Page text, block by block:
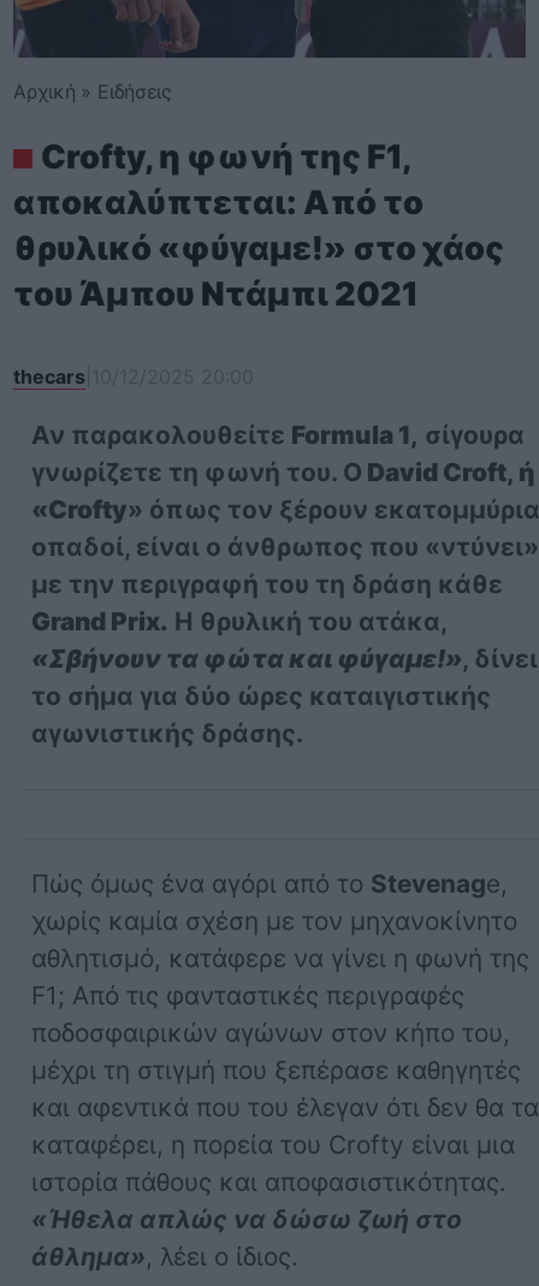
Αρχική » Ειδήσεις
Crofty, η φωνή της F1,
αποκαλύπτεται: Από το
θρυλικό «φύγαμε!» στο χάος
του Άμπου Ντάμπι 2021
thecars
Αν παρακολουθείτε Formula 1, σίγουρα
γνωρίζετε τη φωνή του. Ο David Croft, ή
«Crofty» όπως τον ξέρουν
οπαδοί, είναι ο άνθρωπος που «ντύνει»
με την περιγραφή του τη δράση κάθε
Grand Prix. Η θρυλική του ατάκα,
«Σβήνουν τα φώτα και φύγαμε!», δίνει
το σήμα για δύο ώρες καταιγιστικής
αγωνιστικής δράσης.
Πώς όμως ένα αγόρι από το Stevenage,
χωρίς καμία σχέση με τον μηχανοκίνητο
αθλητισμό, κατάφερε να γίνει η φωνή της
F1; Από τις φανταστικές περιγραφές
ποδοσφαιρικών αγώνων στον κήπο του,
μέχρι τη στιγμή που ξεπέρασε καθηγητές
και αφεντικά που του έλεγαν ότι δεν θα τα
καταφέρει, η πορεία του Crofty είναι μια
ιστορία πάθους και αποφασιστικότητας.
«Ήθελα απλώς να δώσω ζωή στο
άθλημα», λέει ο ίδιος.